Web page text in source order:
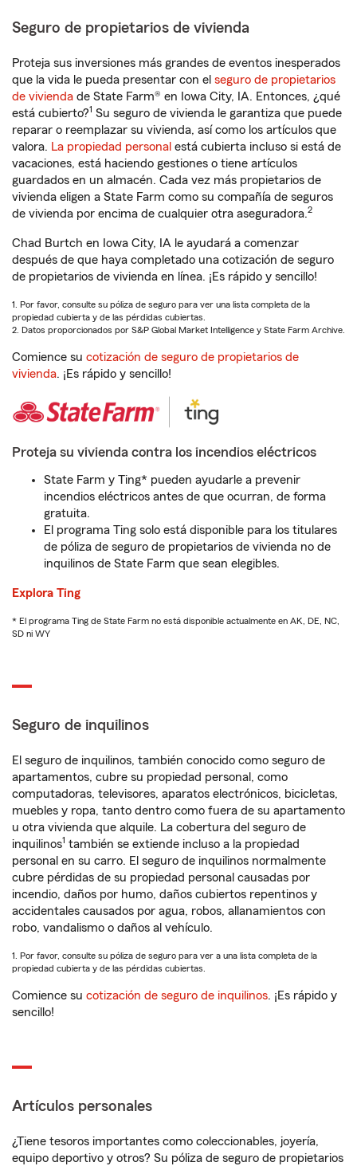
Seguro de propietarios de vivienda
Proteja sus inversiones más grandes de eventos inesperados
que la vida le pueda presentar con el seguro de propietarios
de vivienda de State Farm® en Iowa City, IA. Entonces, ¿qué
está cubierto?1 Su seguro de vivienda le garantiza que puede
reparar o reemplazar su vivienda, así como los artículos que
valora. La propiedad personal está cubierta incluso si está de
vacaciones, está haciendo gestiones o tiene artículos
guardados en un almacén. Cada vez más propietarios de
vivienda eligen a State Farm como su compañía de seguros
de vivienda por encima de cualquier otra aseguradora.2
Chad Burtch en Iowa City, IA le ayudará a comenzar
después de que haya completado una cotización de seguro
de propietarios de vivienda en línea. ¡Es rápido y sencillo!
1. Por favor, consulte su póliza de seguro para ver una lista completa de la
propiedad cubierta y de las pérdidas cubiertas.
2. Datos proporcionados por S&P Global Market Intelligence y State Farm Archive.
Comience su cotización de seguro de propietarios de
vivienda. ¡Es rápido y sencillo!
Proteja su vivienda contra los incendios eléctricos
State Farm y Ting* pueden ayudarle a prevenir
incendios eléctricos antes de que ocurran, de forma
gratuita.
El programa Ting solo está disponible para los titulares
de póliza de seguro de propietarios de vivienda no de
inquilinos de State Farm que sean elegibles.
Explora Ting
* El programa Ting de State Farm no está disponible actualmente en AK, DE, NC,
SD ni WY
Seguro de inquilinos
El seguro de inquilinos, también conocido como seguro de
apartamentos, cubre su propiedad personal, como
computadoras, televisores, aparatos electrónicos, bicicletas,
muebles y ropa, tanto dentro como fuera de su apartamento
u otra vivienda que alquile. La cobertura del seguro de
inquilinos1 también se extiende incluso a la propiedad
personal en su carro. El seguro de inquilinos normalmente
cubre pérdidas de su propiedad personal causadas por
incendio, daños por humo, daños cubiertos repentinos y
accidentales causados por agua, robos, allanamientos con
robo, vandalismo o daños al vehículo.
1. Por favor, consulte su póliza de seguro para ver a una lista completa de la
propiedad cubierta y de las pérdidas cubiertas.
Comience su cotización de seguro de inquilinos. ¡Es rápido y
sencillo!
Artículos personales
¿Tiene tesoros importantes como coleccionables, joyería,
equipo deportivo y otros? Su póliza de seguro de propietarios